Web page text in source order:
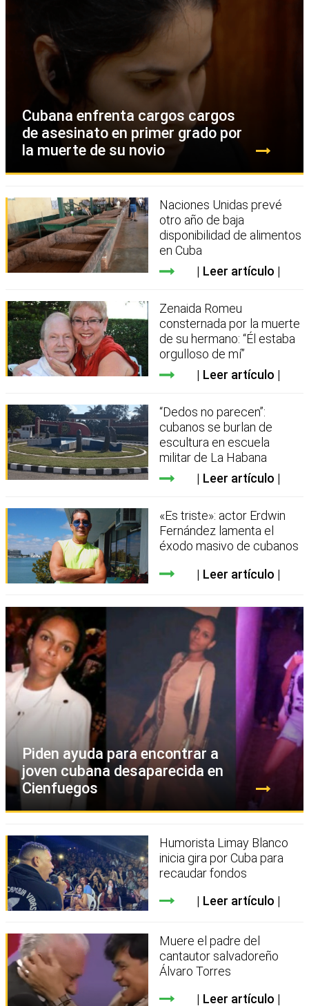
Cubana enfrenta cargos cargos
de asesinato en primer grado por
la muerte de su novio
Naciones Unidas prevé
otro año de baja
disponibilidad de alimentos
en Cuba
Leer artículo
Zenaida Romeu
consternada por la muerte
de su hermano: “Él estaba
orgulloso de mí”
Leer artículo
“Dedos no parecen”:
cubanos se burlan de
escultura en escuela
militar de La Habana
Leer artículo
«Es triste»: actor Erdwin
Fernández lamenta el
éxodo masivo de cubanos
Leer artículo
Piden ayuda para encontrar a
joven cubana desaparecida en
Cienfuegos
Humorista Limay Blanco
inicia gira por Cuba para
recaudar fondos
Leer artículo
Muere el padre del
cantautor salvadoreño
Álvaro Torres
Leer artículo